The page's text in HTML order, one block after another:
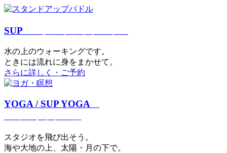
SUP
⽔の上のウォーキングです。
ときには流れに身をまかせて。
さらに詳しく・ご予約
YOGA / SUP YOGA
スタジオを⾶び出そう。
海や大地の上、太陽・⽉の下で。